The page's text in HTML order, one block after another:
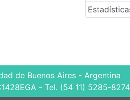
de Buenos Aires - Argentina
- Tel. (54 11) 5285-8274